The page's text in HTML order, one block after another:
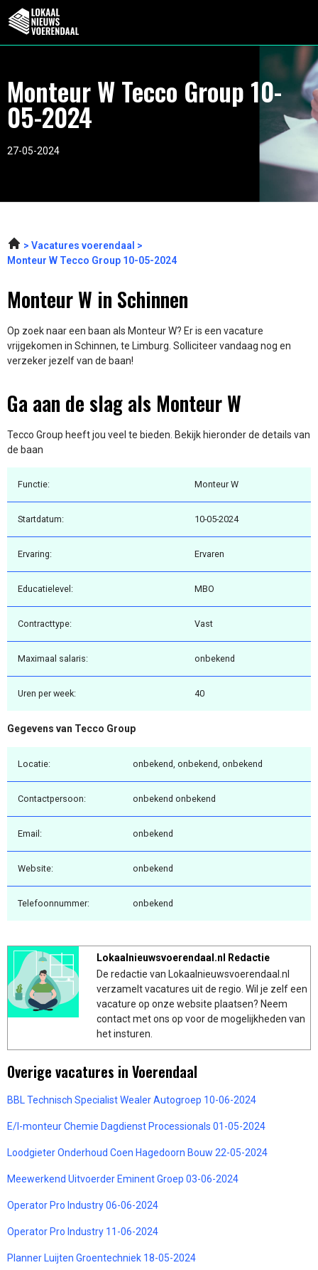
Monteur W Tecco Group 10-
05-2024
27-05-2024
Vacatures voerendaal
Monteur W Tecco Group 10-05-2024
Monteur W in Schinnen
Op zoek naar een baan als Monteur W? Er is een vacature
vrijgekomen in Schinnen, te Limburg. Solliciteer vandaag nog en
verzeker jezelf van de baan!
Ga aan de slag als Monteur W
Tecco Group heeft jou veel te bieden. Bekijk hieronder de details van
de baan
Functie: Monteur W
Startdatum: 10-05-2024
Ervaring: Ervaren
Educatielevel: MBO
Contracttype: Vast
Maximaal salaris: onbekend
Uren per week: 40
Gegevens van Tecco Group
Locatie: onbekend, onbekend, onbekend
Contactpersoon: onbekend onbekend
Email: onbekend
Website: onbekend
Telefoonnummer: onbekend
Lokaalnieuwsvoerendaal.nl Redactie
De redactie van Lokaalnieuwsvoerendaal.nl
verzamelt vacatures uit de regio. Wil je zelf een
vacature op onze website plaatsen? Neem
contact met ons op voor de mogelijkheden van
het insturen.
Overige vacatures in Voerendaal
BBL Technisch Specialist Wealer Autogroep 10-06-2024
E/I-monteur Chemie Dagdienst Processionals 01-05-2024
Loodgieter Onderhoud Coen Hagedoorn Bouw 22-05-2024
Meewerkend Uitvoerder Eminent Groep 03-06-2024
Operator Pro Industry 06-06-2024
Operator Pro Industry 11-06-2024
Planner Luijten Groentechniek 18-05-2024